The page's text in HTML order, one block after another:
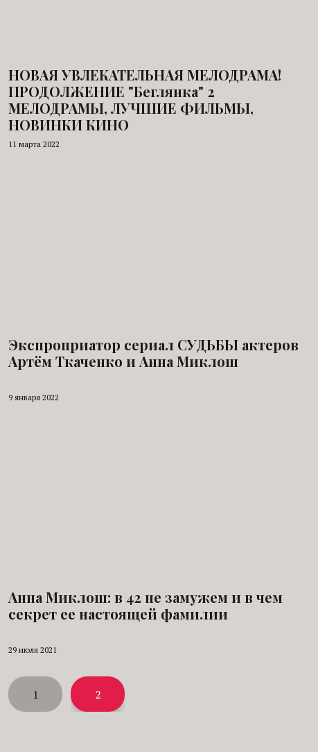
НОВАЯ УВЛЕКАТЕЛЬНАЯ МЕЛОДРАМА!
ПРОДОЛЖЕНИЕ "Беглянка" 2
МЕЛОДРАМЫ, ЛУЧШИЕ ФИЛЬМЫ,
НОВИНКИ КИНО
11 марта 2022
Экспроприатор сериал СУДЬБЫ актеров
Артём Ткаченко и Анна Миклош
9 января 2022
Анна Миклош: в 42 не замужем и в чем
секрет ее настоящей фамилии
29 июля 2021
1 2